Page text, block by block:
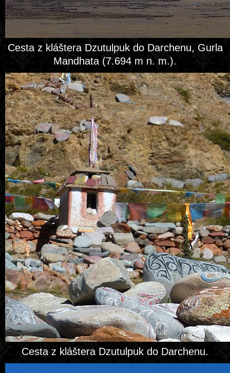
Cesta z kláštera Dzutulpuk do Darchenu, Gurla
Mandhata (7.694 m n. m.).
Cesta z kláštera Dzutulpuk do Darchenu.